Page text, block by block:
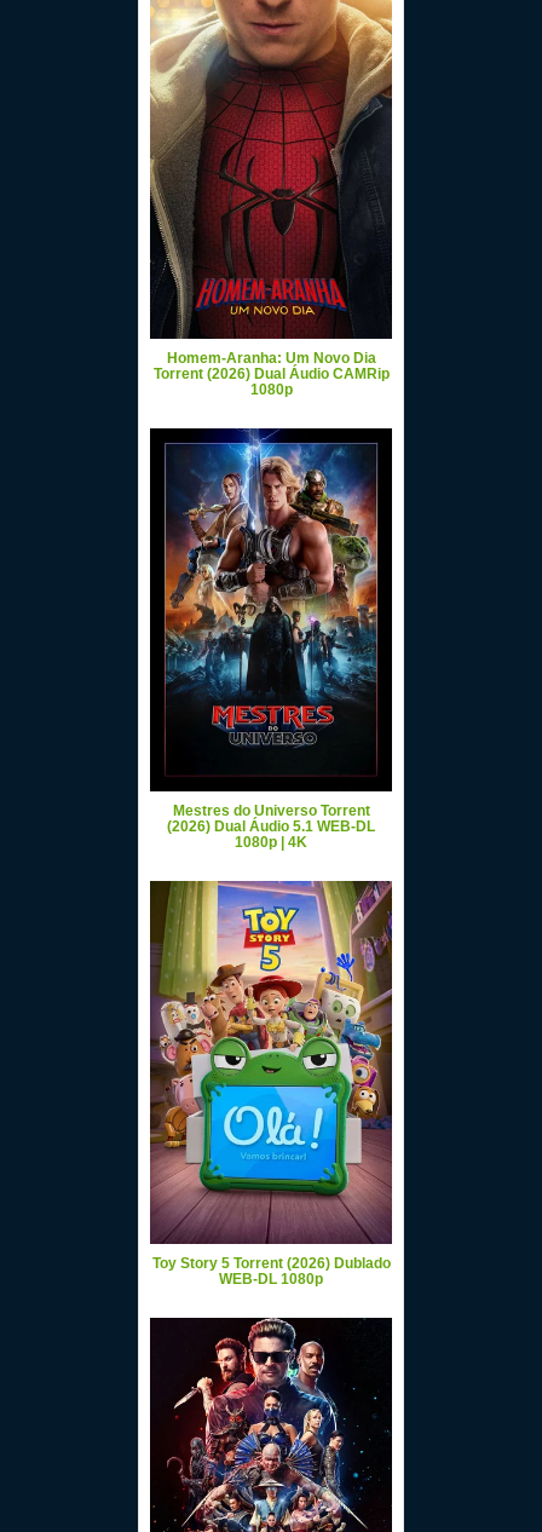
Homem-Aranha: Um Novo Dia
Torrent (2026) Dual Áudio CAMRip
1080p
Mestres do Universo Torrent
(2026) Dual Áudio 5.1 WEB-DL
1080p | 4K
Toy Story 5 Torrent (2026) Dublado
WEB-DL 1080p